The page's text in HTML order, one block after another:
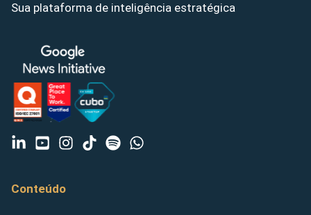
Sua plataforma de inteligência estratégica
Conteúdo